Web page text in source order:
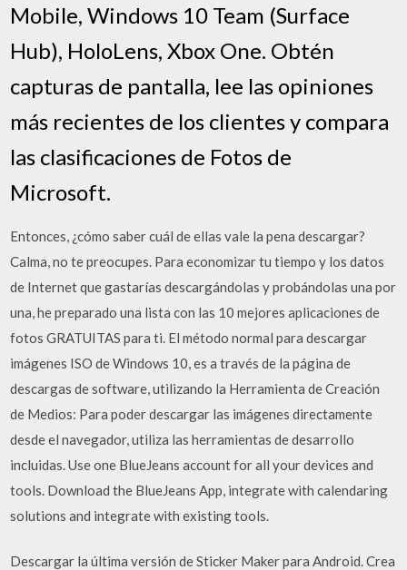
Mobile, Windows 10 Team (Surface
Hub), HoloLens, Xbox One. Obtén
capturas de pantalla, lee las opiniones
más recientes de los clientes y compara
las clasificaciones de Fotos de
Microsoft.
Entonces, ¿cómo saber cuál de ellas vale la pena descargar?
Calma, no te preocupes. Para economizar tu tiempo y los datos
de Internet que gastarías descargándolas y probándolas una por
una, he preparado una lista con las 10 mejores aplicaciones de
fotos GRATUITAS para ti. El método normal para descargar
imágenes ISO de Windows 10, es a través de la página de
descargas de software, utilizando la Herramienta de Creación
de Medios: Para poder descargar las imágenes directamente
desde el navegador, utiliza las herramientas de desarrollo
incluidas. Use one BlueJeans account for all your devices and
tools. Download the BlueJeans App, integrate with calendaring
solutions and integrate with existing tools.
Descargar la última versión de Sticker Maker para Android. Crea